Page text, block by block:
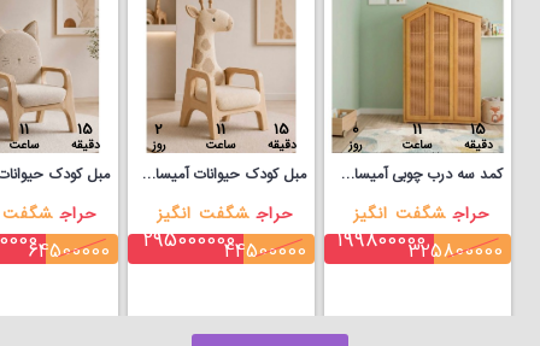
0
روز
11
ساعت
15
دقیقه
کمد سه درب چوبی آمیساچوب مدل کلبه
حراج شگفت انگیز
325800000
199800000 تومان
2
روز
11
ساعت
15
دقیقه
مبل کودک حیوانات آمیساچوب مدل زرافه
حراج شگفت انگیز
44500000
295000000 تومان
11
ساعت
15
دقیقه
حراج شگفت
64500000